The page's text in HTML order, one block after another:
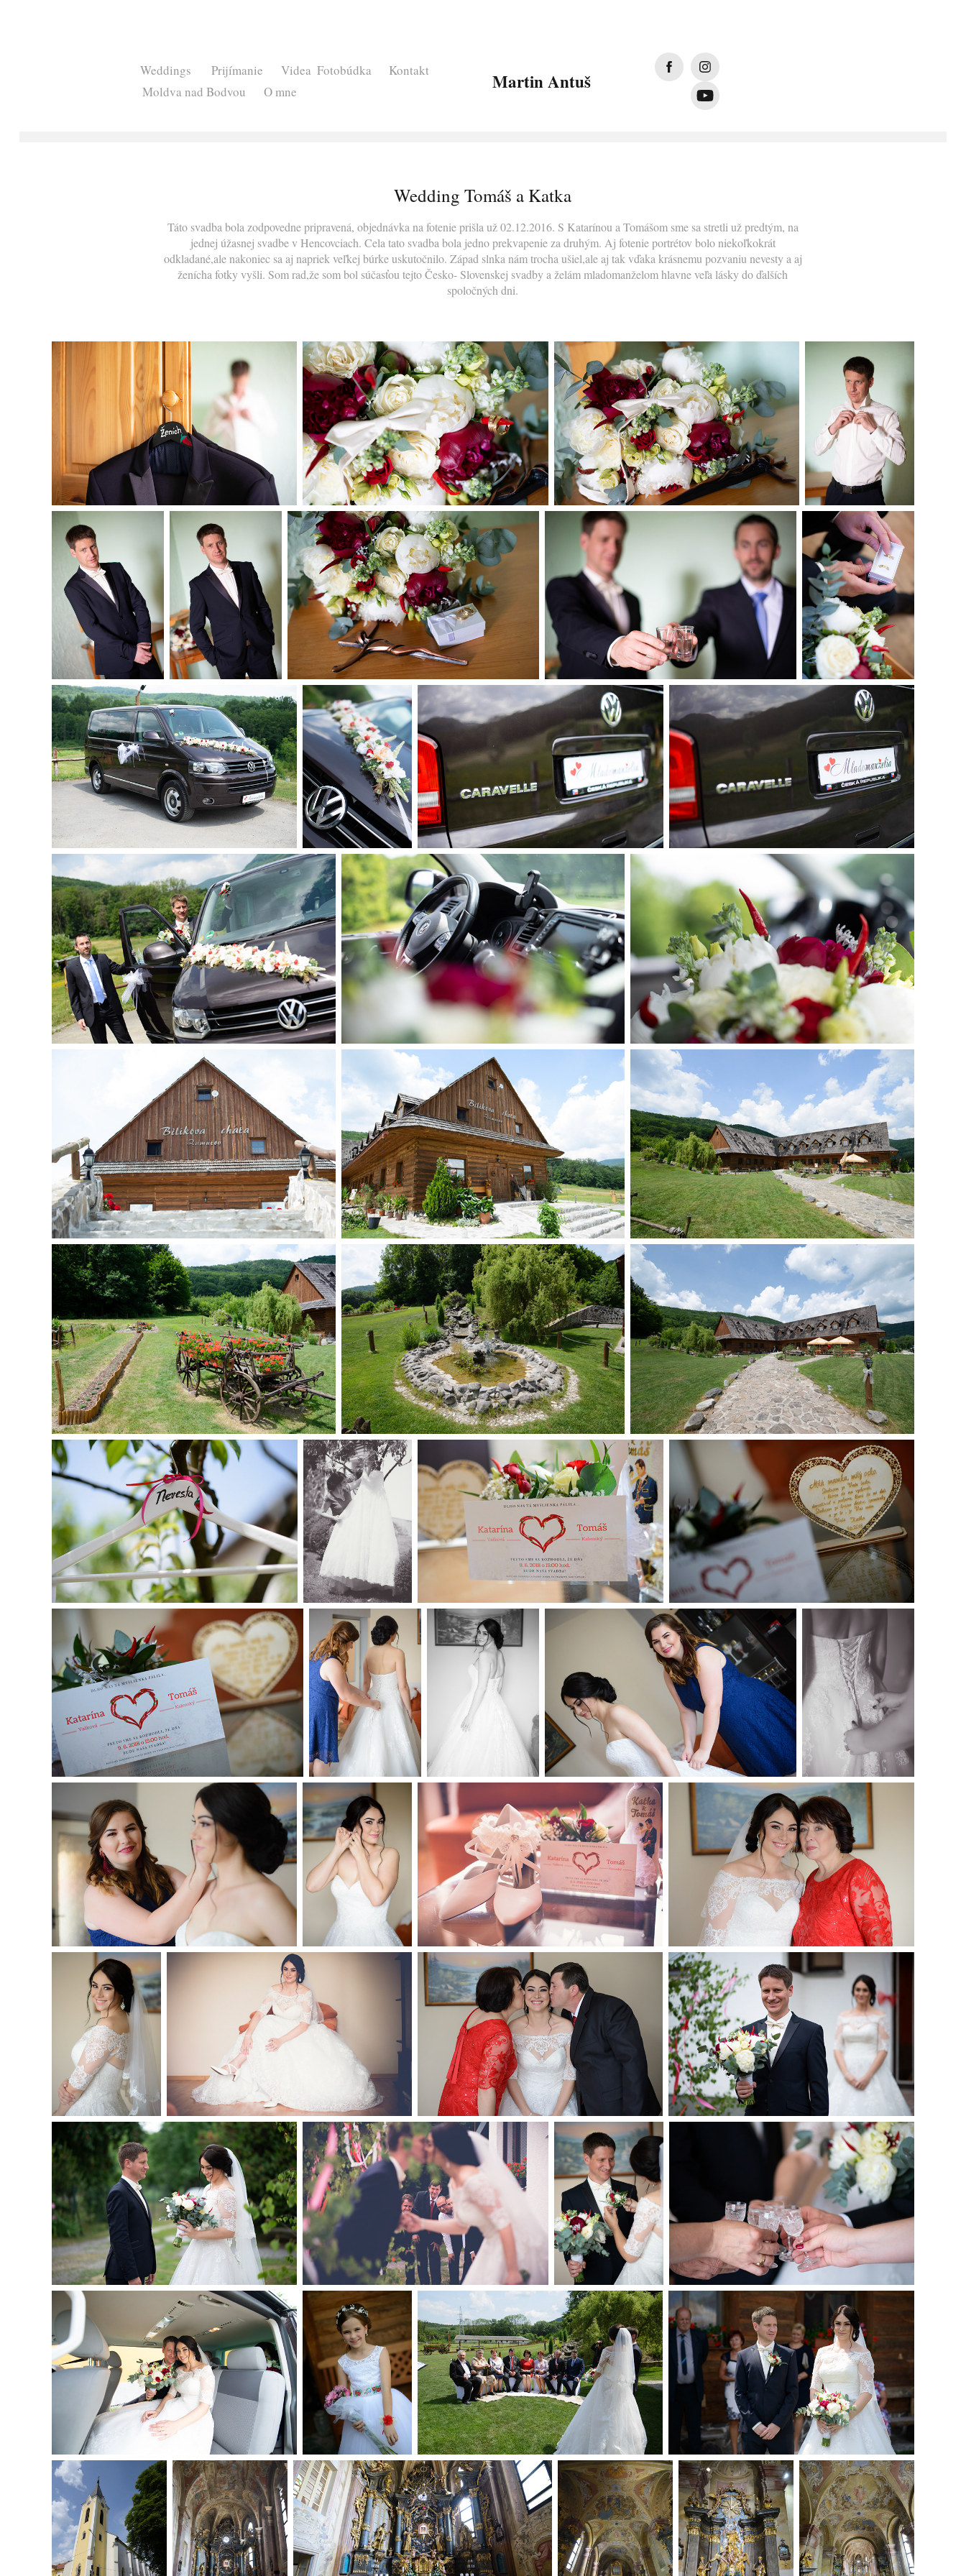
Weddings Prijímanie Videa Fotobúdka
Kontakt
Moldva nad Bodvou
O mne Martin Antuš
Wedding Tomáš a Katka
Táto svadba bola zodpovedne pripravená, objednávka na fotenie prišla už 02.12.2016. S Katarínou a Tomášom sme sa stretli už predtým, na
jednej úžasnej svadbe v Hencovciach. Cela tato svadba bola jedno prekvapenie za druhým. Aj fotenie portrétov bolo niekoľkokrát
odkladané,ale nakoniec sa aj napriek veľkej búrke uskutočnilo. Západ slnka nám trocha ušiel,ale aj tak vďaka krásnemu pozvaniu nevesty a aj
ženícha fotky vyšli. Som rad,že som bol súčasťou tejto Česko- Slovenskej svadby a želám mladomanželom hlavne veľa lásky do ďalších
spoločných dni.